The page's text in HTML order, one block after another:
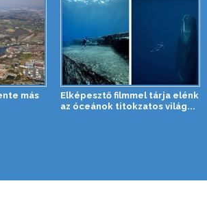
más
Elképesztő filmmel tárja elénk
az óceánok titokzatos világ...